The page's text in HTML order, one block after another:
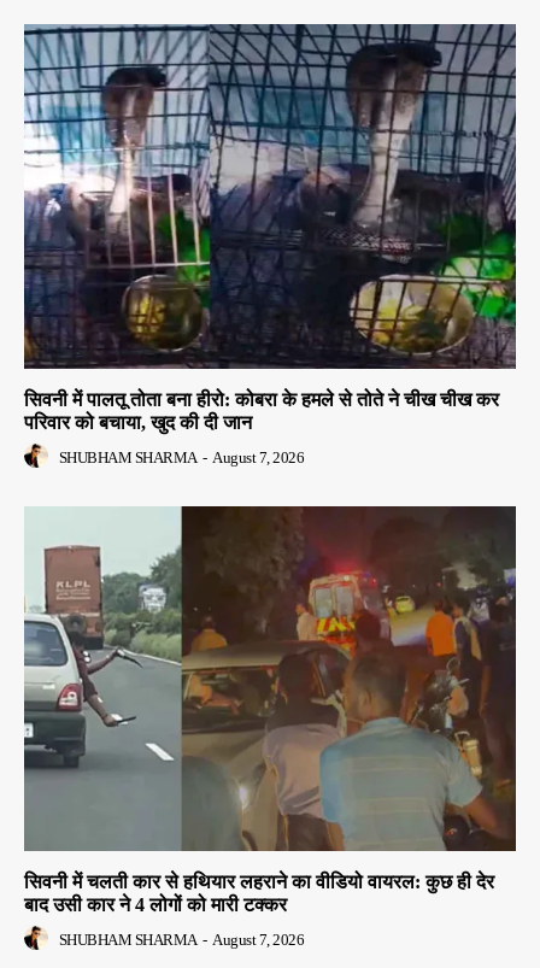
सिवनी में पालतू तोता बना हीरो: कोबरा के हमले से तोते ने चीख चीख कर
परिवार को बचाया, खुद की दी जान
SHUBHAM SHARMA - August 7, 2026
सिवनी में चलती कार से हथियार लहराने का वीडियो वायरल: कुछ ही देर
बाद उसी कार ने 4 लोगों को मारी टक्कर
SHUBHAM SHARMA - August 7, 2026